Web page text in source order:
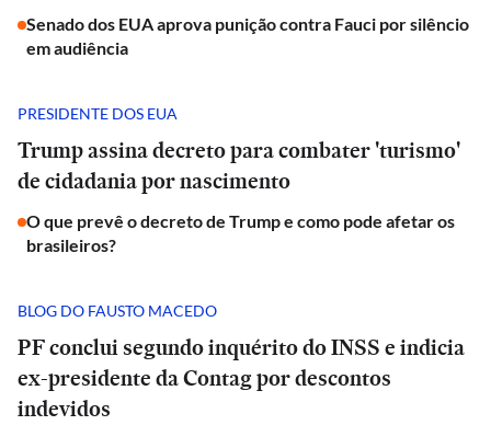
Senado dos EUA aprova punição contra Fauci por silêncio
em audiência
PRESIDENTE DOS EUA
Trump assina decreto para combater 'turismo'
de cidadania por nascimento
O que prevê o decreto de Trump e como pode afetar os
brasileiros?
BLOG DO FAUSTO MACEDO
PF conclui segundo inquérito do INSS e indicia
ex-presidente da Contag por descontos
indevidos